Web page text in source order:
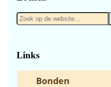
Zoek
op
Links
Bonden